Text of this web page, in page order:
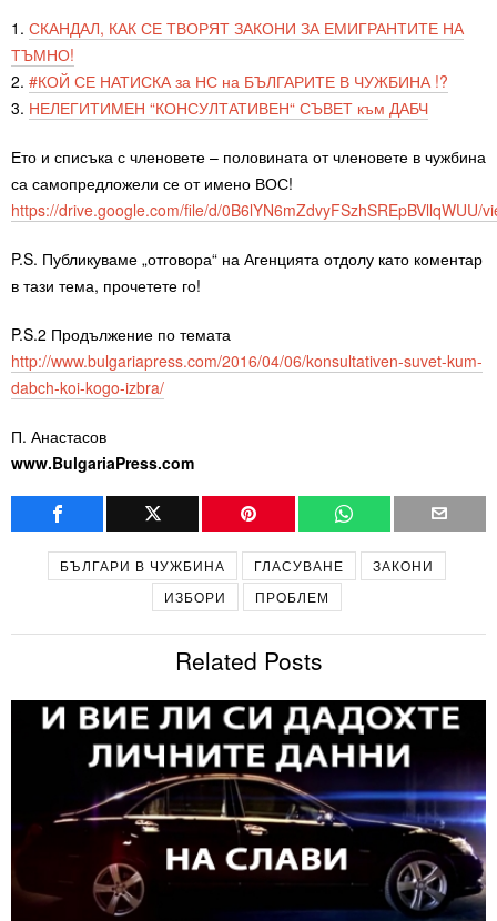
1. СКАНДАЛ, КАК СЕ ТВОРЯТ ЗАКОНИ ЗА ЕМИГРАНТИТЕ НА
ТЪМНО!
2. #КОЙ СЕ НАТИСКА за НС на БЪЛГАРИТЕ В ЧУЖБИНА !?
3. НЕЛЕГИТИМЕН “КОНСУЛТАТИВЕН“ СЪВЕТ към ДАБЧ
Ето и списъка с членовете – половината от членовете в чужбина
са самопредложели се от имено ВОС!
https://drive.google.com/file/d/0B6lYN6mZdvyFSzhSREpBVllqWUU/
P.S. Публикуваме „отговора“ на Агенцията отдолу като коментар
в тази тема, прочетете го!
P.S.2 Продължение по темата
http://www.bulgariapress.com/2016/04/06/konsultativen-suvet-kum-
dabch-koi-kogo-izbra/
П. Анастасов
www.BulgariaPress.com
БЪЛГАРИ В ЧУЖБИНА ГЛАСУВАНЕ
ЗАКОНИ
ИЗБОРИ
ПРОБЛЕМ
Related Posts